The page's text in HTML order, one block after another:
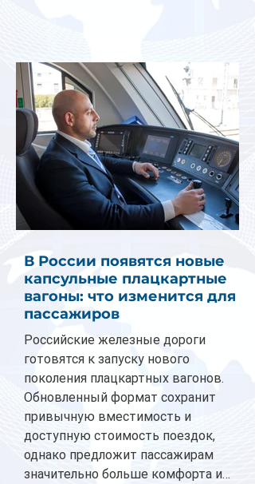
В России появятся новые
капсульные плацкартные
вагоны: что изменится для
пассажиров
Российские железные дороги
готовятся к запуску нового
поколения плацкартных вагонов.
Обновленный формат сохранит
привычную вместимость и
доступную стоимость поездок,
однако предложит пассажирам
значительно больше комфорта и